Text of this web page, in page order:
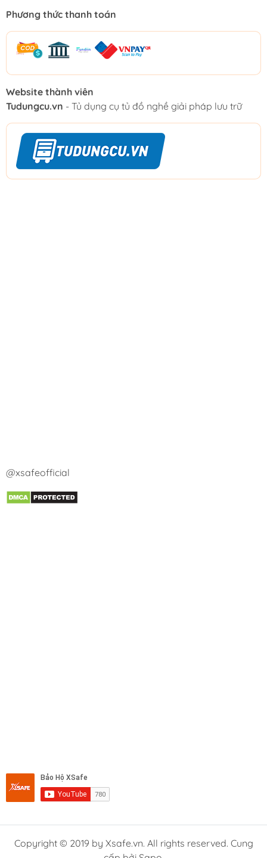
Phương thức thanh toán
Website thành viên
Tudungcu.vn - Tủ dụng cụ tủ đồ nghề giải pháp lưu trữ
@xsafeofficial
Copyright © 2019 by Xsafe.vn. All rights reserved. Cung